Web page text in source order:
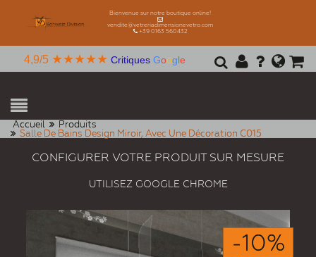
Bienvenue sur notre boutique online!
vendite@vetreriadimensionevetro.com
+39 0163 560432
4,9/5 ★★★★★ Critiques Google
Accueil
Produits
Salle De Bains Design Miroir, Avec Une Décoration C015
CONFIGURER VOTRE PRODUIT SUR MESURE
UTILISEZ GOOGLE CHROME
-10%